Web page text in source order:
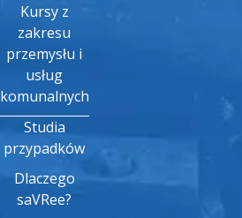
Kursy z
zakresu
przemysłu i
usług
komunalnych
Studia
przypadków
Dlaczego
saVRee?